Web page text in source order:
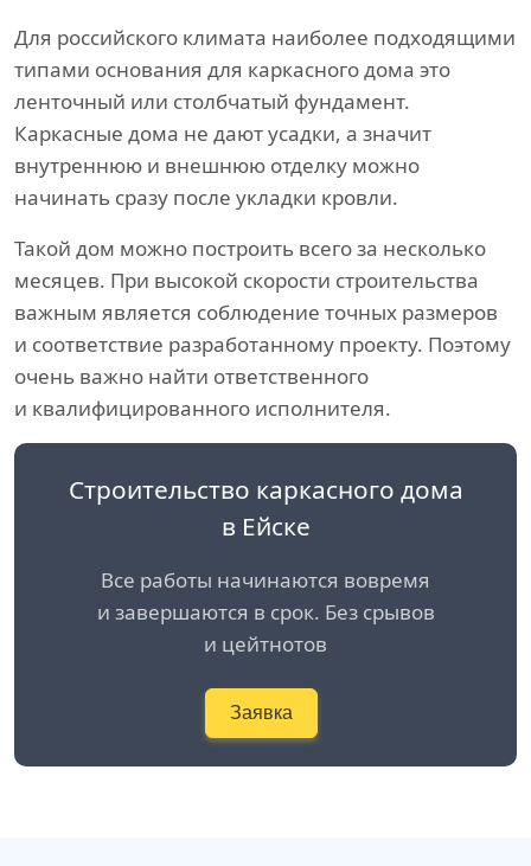
Для российского климата наиболее подходящими
типами основания для каркасного дома это
ленточный или столбчатый фундамент.
Каркасные дома не дают усадки, а значит
внутреннюю и внешнюю отделку можно
начинать сразу после укладки кровли.
Такой дом можно построить всего за несколько
месяцев. При высокой скорости строительства
важным является соблюдение точных размеров
и соответствие разработанному проекту. Поэтому
очень важно найти ответственного
и квалифицированного исполнителя.
Строительство каркасного дома
в Ейске
Все работы начинаются вовремя
и завершаются в срок. Без срывов
и цейтнотов
Заявка